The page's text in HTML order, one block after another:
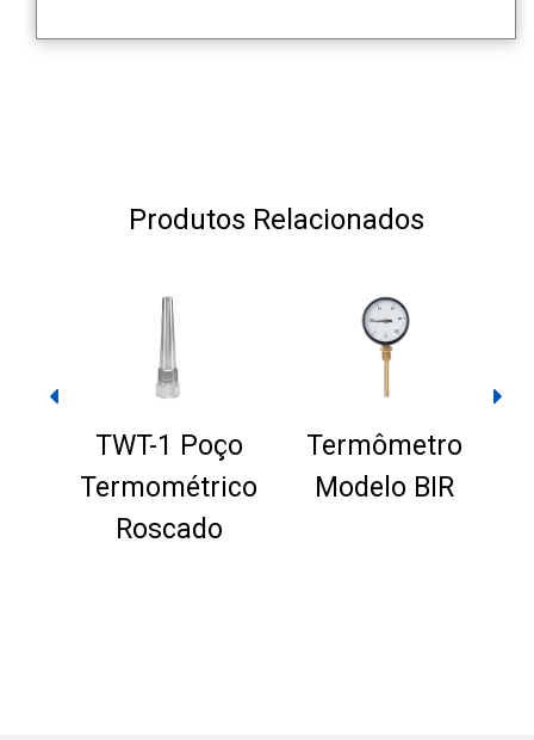
Produtos Relacionados
TWT-1 Poço
Termométrico
Roscado
Termômetro
Modelo BIR